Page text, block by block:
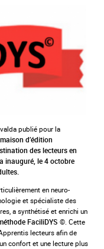
publié pour la
maison d’édition
des lecteurs en
inauguré, le 4 octobre
en neuro-
et spécialiste des
a synthétisé et enrichi un
FaciliDYS ©. Cette
lecteurs afin de
confort et une lecture plus